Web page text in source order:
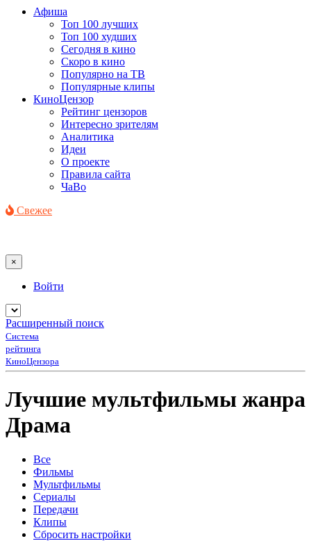
Афиша
Топ 100 лучших
Топ 100 худших
Сегодня в кино
Скоро в кино
Популярно на ТВ
Популярные клипы
КиноЦензор
Рейтинг цензоров
Интересно зрителям
Аналитика
Идеи
О проекте
Правила сайта
ЧаВо
Свежее
×
Войти
Расширенный поиск
Система
рейтинга
КиноЦензора
Лучшие мультфильмы жанра
Драма
Все
Фильмы
Мультфильмы
Сериалы
Передачи
Клипы
Сбросить настройки